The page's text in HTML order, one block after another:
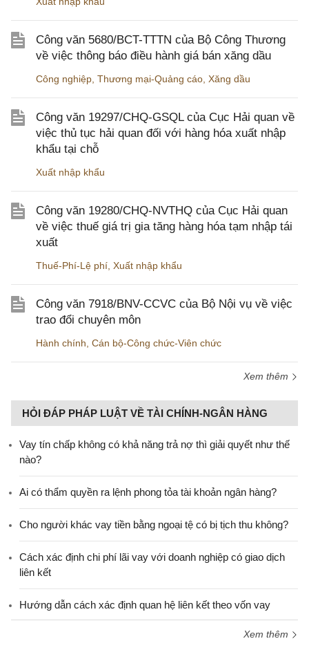
Công văn 5680/BCT-TTTN của Bộ Công Thương
về việc thông báo điều hành giá bán xăng dầu
Công nghiệp Thương mại-Quảng cáo Xăng dầu
Công văn 19297/CHQ-GSQL của Cục Hải quan về
việc thủ tục hải quan đối với hàng hóa xuất nhập
khẩu tại chỗ
Xuất nhập khẩu
Công văn 19280/CHQ-NVTHQ của Cục Hải quan
về việc thuế giá trị gia tăng hàng hóa tạm nhập tái
xuất
Thuế-Phí-Lệ phí Xuất nhập khẩu
Công văn 7918/BNV-CCVC của Bộ Nội vụ về việc
trao đổi chuyên môn
Hành chính Cán bộ-Công chức-Viên chức
Xem thêm
HỎI ĐÁP PHÁP LUẬT VỀ TÀI CHÍNH-NGÂN HÀNG
Vay tín chấp không có khả năng trả nợ thì giải quyết như thế
nào?
Ai có thẩm quyền ra lệnh phong tỏa tài khoản ngân hàng?
Cho người khác vay tiền bằng ngoại tệ có bị tịch thu không?
Cách xác định chi phí lãi vay với doanh nghiệp có giao dịch
liên kết
Hướng dẫn cách xác định quan hệ liên kết theo vốn vay
Xem thêm